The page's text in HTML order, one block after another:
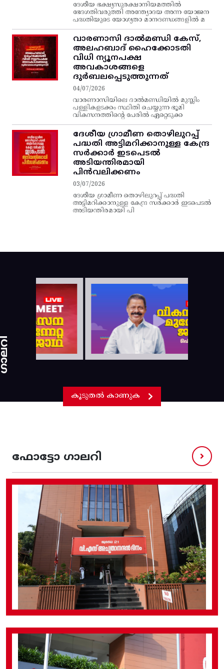
ദേശീയ ഭക്ഷ്യസുരക്ഷാനിയമത്തിൽ
ഭേദഗതിവരുത്തി അന്ത്യോദയ അന്ന യോജന
പദ്ധതിയുടെ യോഗ്യതാ മാനദണ്ഡങ്ങളിൽ മ
വാരണാസി ദാൽമണ്ഡി കേസ്,
അലഹബാദ് ഹൈക്കോടതി
വിധി ന്യൂനപക്ഷ
അവകാശങ്ങളെ
ദുർബലപ്പെടുത്തുന്നത്
04/07/2026
വാരണാസിയിലെ ദാൽമണ്ഡിയിൽ മുസ്ലിം
പള്ളികളടക്കം സ്ഥിതി ചെയ്യുന്ന ഭൂമി
വികസനത്തിന്റെ പേരിൽ ഏറ്റെടുക്ക
ദേശീയ ഗ്രാമീണ തൊഴിലുറപ്പ്‌
പദ്ധതി അട്ടിമറിക്കാനുള്ള കേന്ദ്ര
സര്‍ക്കാര്‍ ഇടപെടല്‍
അടിയന്തിരമായി
പിന്‍വലിക്കണം
03/07/2026
ദേശീയ ഗ്രാമീണ തൊഴിലുറപ്പ്‌ പദ്ധതി
അട്ടിമറിക്കാനുള്ള കേന്ദ്ര സര്‍ക്കാര്‍ ഇടപെടല്‍
അടിയന്തിരമായി പി
കൂടുതൽ കാണുക
ഫോട്ടോ ഗാലറി